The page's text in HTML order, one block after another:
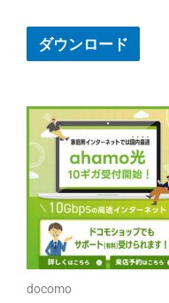
ダウンロード
docomo